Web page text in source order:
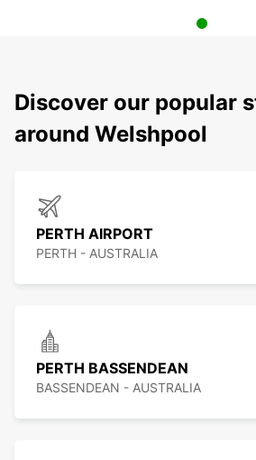
Discover our popular
around Welshpool
PERTH AIRPORT
PERTH - AUSTRALIA
PERTH BASSENDEAN
BASSENDEAN - AUSTRALIA